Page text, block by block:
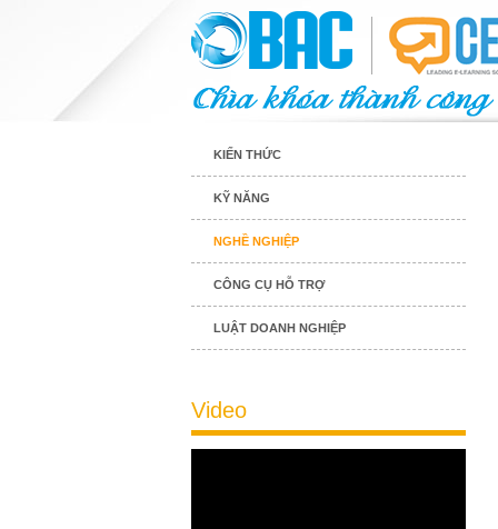
KIẾN THỨC
KỸ NĂNG
NGHỀ NGHIỆP
CÔNG CỤ HỖ TRỢ
LUẬT DOANH NGHIỆP
Video